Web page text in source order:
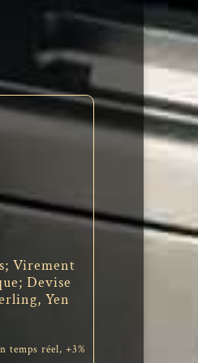
Virement
Devise
Yen
temps réel, +3%